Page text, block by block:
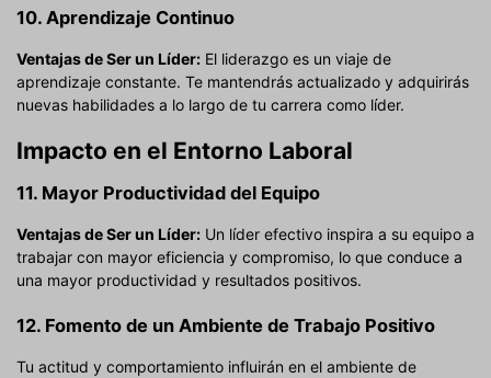
10. Aprendizaje Continuo
Ventajas de Ser un Líder: El liderazgo es un viaje de
aprendizaje constante. Te mantendrás actualizado y adquirirás
nuevas habilidades a lo largo de tu carrera como líder.
Impacto en el Entorno Laboral
11. Mayor Productividad del Equipo
Ventajas de Ser un Líder: Un líder efectivo inspira a su equipo a
trabajar con mayor eficiencia y compromiso, lo que conduce a
una mayor productividad y resultados positivos.
12. Fomento de un Ambiente de Trabajo Positivo
Tu actitud y comportamiento influirán en el ambiente de